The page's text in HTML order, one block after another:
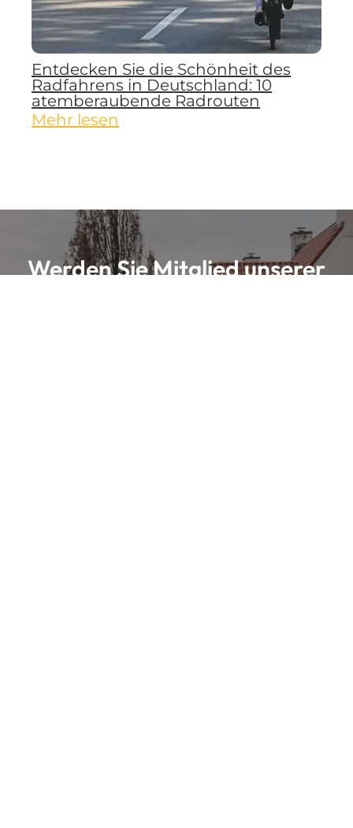
Entdecken Sie die Schönheit des
Radfahrens in Deutschland: 10
atemberaubende Radrouten
Mehr lesen
Werden Sie Mitglied unserer